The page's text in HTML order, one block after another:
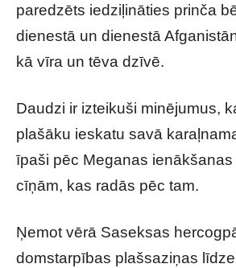
paredzēts iedziļināties prinča
dienestā un dienestā
kā vīra un tēva dzīvē.
Daudzi ir izteikuši minējumus,
plašāku ieskatu savā
īpaši pēc Meganas ienākšanas
cīņām, kas radās pēc tam.
Ņemot vērā Saseksas
domstarpības plašsaziņas